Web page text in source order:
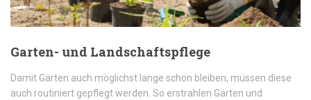
Garten- und Landschaftspflege
Damit Gärten auch möglichst lange schön bleiben, müssen diese
auch routiniert gepflegt werden. So erstrahlen Gärten und